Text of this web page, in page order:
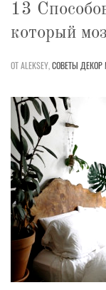
13
который
ОТ ALEKSEY,СОВЕТЫ ДЕКОР